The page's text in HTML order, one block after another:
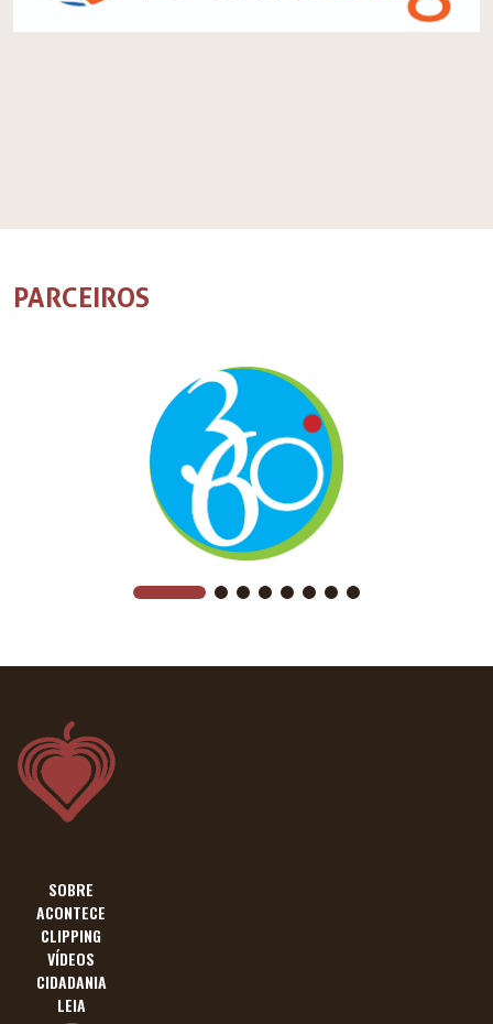
PARCEIROS
SOBRE
ACONTECE
CLIPPING
VÍDEOS
CIDADANIA
LEIA